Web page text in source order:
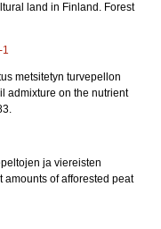
land in Finland. Forest
1
metsitetyn turvepellon
admixture on the nutrient
ja viereisten
amounts of afforested peat